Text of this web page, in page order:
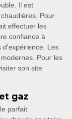
Il est
Pour
effectuer les
confiance à
d'expérience. Les
Pour les
son site
gaz
parfait